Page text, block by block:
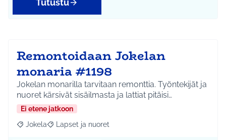
Tutustu
Remontoidaan Jokelan
monaria #1198
Jokelan monarilla tarvitaan remonttia. Työntekijät ja
nuoret kärsivät sisäilmasta ja lattiat pitäisi…
Ei etene jatkoon
Rajaa tulokset aihepiirin mukaan: Jokela
Jokela Rajaa tulokset teeman mukaan: Lapset ja nuoret
Lapset ja nuoret